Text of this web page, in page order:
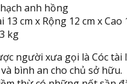
anh hồng
13 cm x Rộng 12 cm x Cao
kg
người xưa gọi là Cóc
bình an cho chủ sở hữu.